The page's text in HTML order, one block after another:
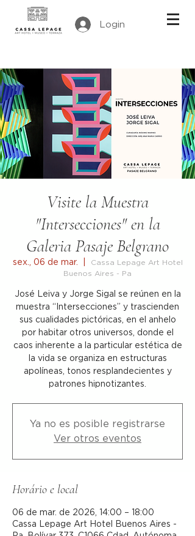
Login
Visite la Muestra
"Intersecciones" en la
Galeria Pasaje Belgrano
sex., 06 de mar.
Cassa Lepage Art Hotel
Buenos Aires - Pa
José Leiva y Jorge Sigal se reúnen en la
muestra “Intersecciones” y trascienden
sus cualidades pictóricas, en el anhelo
por habitar otros universos, donde el
caos inherente a la particular estética de
la vida se organiza en estructuras
apolíneas, tonos resplandecientes y
patrones hipnotizantes.
Ya no es posible registrarse
Ver otros eventos
Horário e local
06 de mar. de 2026, 14:00 – 18:00
Cassa Lepage Art Hotel Buenos Aires -